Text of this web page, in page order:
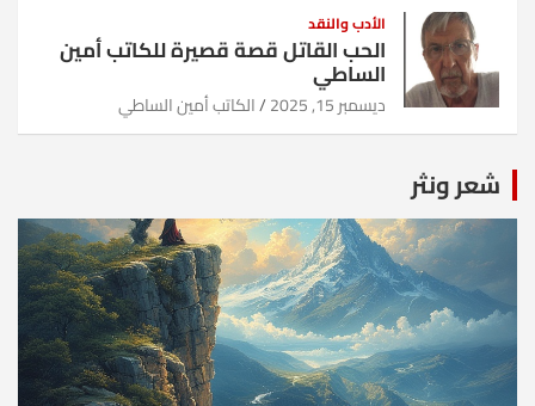
الأدب والنقد
الحب القاتل قصة قصيرة للكاتب أمين
الساطي
ديسمبر 15, 2025 الكاتب أمين الساطي
شعر ونثر